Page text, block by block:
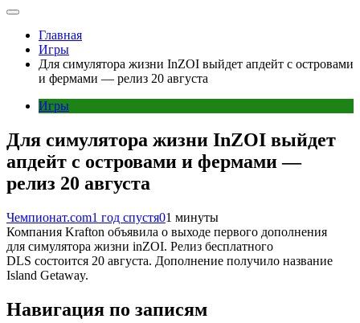
Главная
Игры
Для симулятора жизни InZOI выйдет апдейт с островами
и фермами — релиз 20 августа
Игры
Для симулятора жизни InZOI выйдет
апдейт с островами и фермами —
релиз 20 августа
Чемпионат.com1 год спустя01 минуты
Компания Krafton объявила о выходе первого дополнения
для симулятора жизни inZOI. Релиз бесплатного
DLS состоится 20 августа. Дополнение получило название
Island Getaway.
Навигация по записям